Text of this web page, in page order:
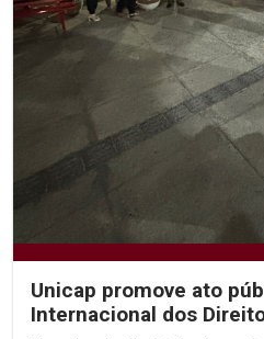
Unicap promove ato
Internacional dos